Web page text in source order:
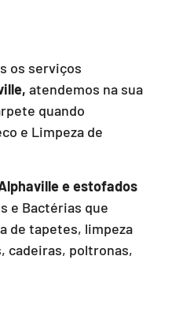
os serviços
atendemos na sua
quando
e Limpeza de
e estofados
e Bactérias que
de tapetes, limpeza
cadeiras, poltronas,